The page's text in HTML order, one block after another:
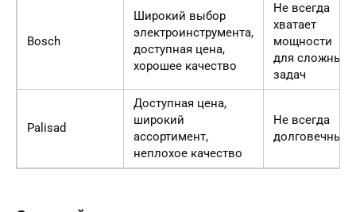
Bosch
Широкий выбор
электроинструмента,
доступная цена,
хорошее качество
Не всегда
хватает
мощности
для сложных
задач
Palisad
Доступная цена,
широкий
ассортимент,
неплохое качество
Не всегда
долговечный